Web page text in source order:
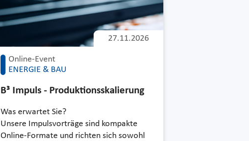
Online-Event
ENERGIE & BAU
27.11.2026
B³ Impuls - Produktionsskalierung
Was erwartet Sie?
Unsere Impulsvorträge sind kompakte
Online-Formate und richten sich sowohl